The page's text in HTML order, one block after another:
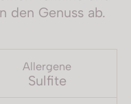
den Genuss ab.
Allergene
Sulfite